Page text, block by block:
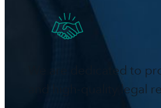
We are dedicated to
and high-quality legal